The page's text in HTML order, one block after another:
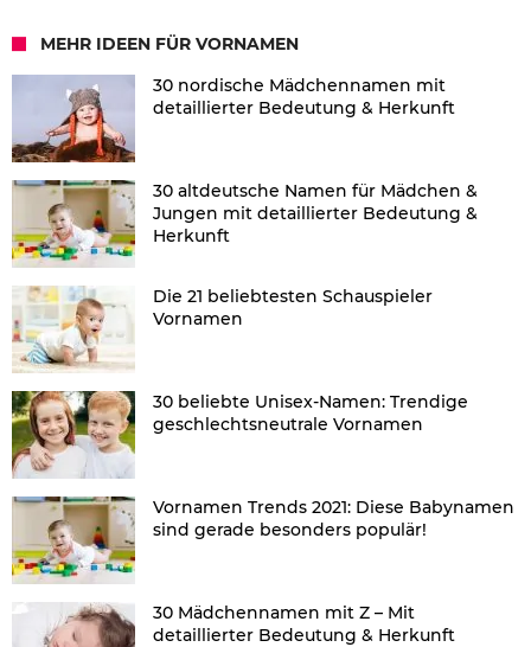
MEHR IDEEN FÜR VORNAMEN
30 nordische Mädchennamen mit
detaillierter Bedeutung & Herkunft
30 altdeutsche Namen für Mädchen &
Jungen mit detaillierter Bedeutung &
Herkunft
Die 21 beliebtesten Schauspieler
Vornamen
30 beliebte Unisex-Namen: Trendige
geschlechtsneutrale Vornamen
Vornamen Trends 2021: Diese Babynamen
sind gerade besonders populär!
30 Mädchennamen mit Z – Mit
detaillierter Bedeutung & Herkunft